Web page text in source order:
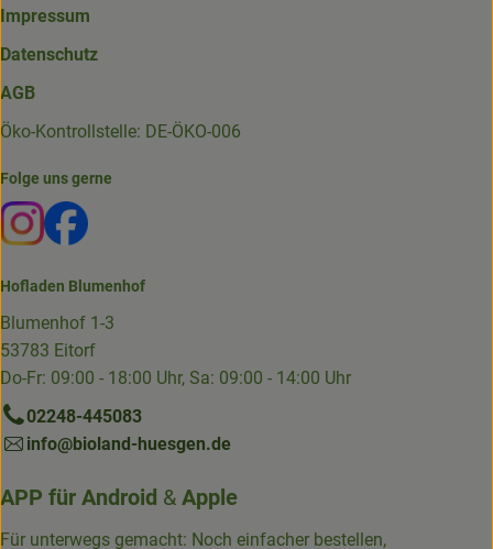
Impressum
Datenschutz
AGB
Öko-Kontrollstelle: DE-ÖKO-006
Folge uns gerne
Externer Link zu https://www.instagram.com/die.hofkiste/
Externer Link zu https://www.facebook.com/p/Die-
Hofladen Blumenhof
Blumenhof 1-3
53783 Eitorf
Do-Fr: 09:00 - 18:00 Uhr, Sa: 09:00 - 14:00 Uhr
02248-445083
info@bioland-huesgen.de
APP für Android & Apple
Für unterwegs gemacht: Noch einfacher bestellen,